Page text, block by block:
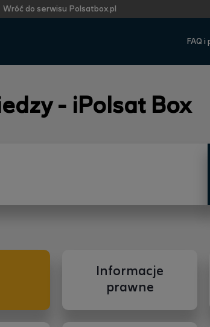
Wróć do serwisu Polsatbox.pl
FAQ i
- iPolsat Box
Informacje
prawne